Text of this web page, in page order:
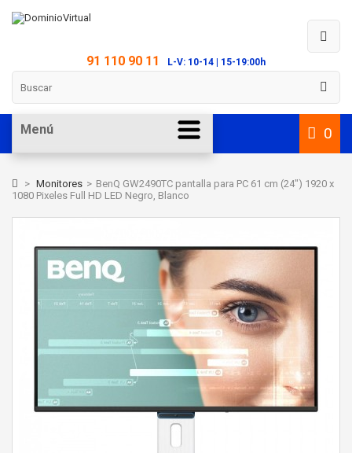
91 110 90 11 L-V: 10-14 | 15-19:00h
0
Menú
> Monitores > BenQ GW2490TC pantalla para PC 61 cm (24") 1920 x
1080 Pixeles Full HD LED Negro, Blanco